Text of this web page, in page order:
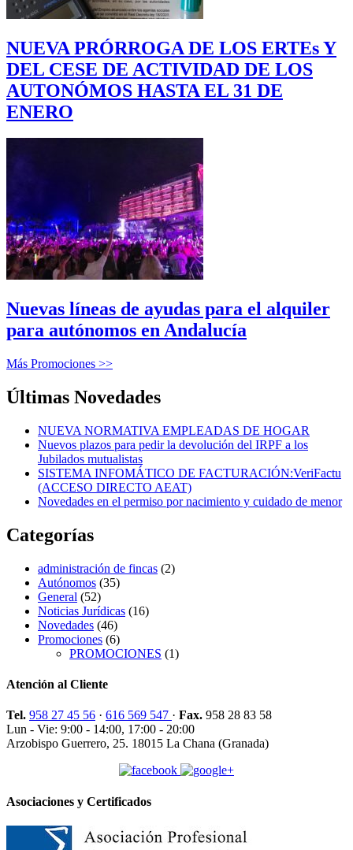
NUEVA PRÓRROGA DE LOS ERTEs Y
DEL CESE DE ACTIVIDAD DE LOS
AUTONÓMOS HASTA EL 31 DE
ENERO
Nuevas líneas de ayudas para el alquiler
para autónomos en Andalucía
Más Promociones >>
Últimas Novedades
NUEVA NORMATIVA EMPLEADAS DE HOGAR
Nuevos plazos para pedir la devolución del IRPF a los
Jubilados mutualistas
SISTEMA INFOMÁTICO DE FACTURACIÓN:VeriFactu
(ACCESO DIRECTO AEAT)
Novedades en el permiso por nacimiento y cuidado de menor
Categorías
administración de fincas (2)
Autónomos (35)
General (52)
Noticias Jurídicas (16)
Novedades (46)
Promociones (6)
PROMOCIONES (1)
Atención al Cliente
Tel. 958 27 45 56 · 616 569 547 · Fax. 958 28 83 58
Lun - Vie: 9:00 - 14:00, 17:00 - 20:00
Arzobispo Guerrero, 25. 18015 La Chana (Granada)
Asociaciones y Certificados